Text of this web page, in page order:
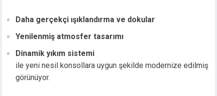
Daha gerçekçi ışıklandırma ve dokular
Yenilenmiş atmosfer tasarımı
Dinamik yıkım sistemi
ile yeni nesil konsollara uygun şekilde modernize edilmiş
görünüyor.